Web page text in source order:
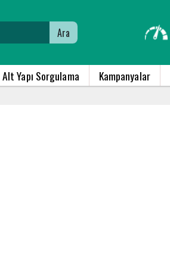
Ara
Alt Yapı Sorgulama Kampanyalar